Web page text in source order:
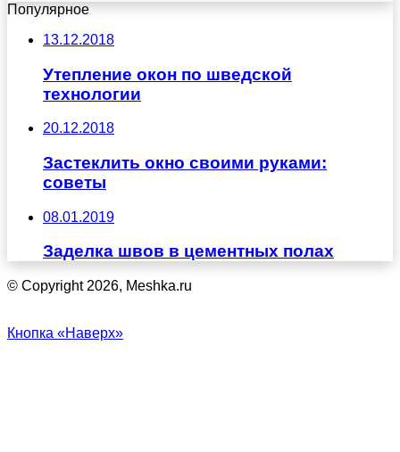
Популярное
13.12.2018
Утепление окон по шведской
технологии
20.12.2018
Застеклить окно своими руками:
советы
08.01.2019
Заделка швов в цементных полах
© Copyright 2026, Meshka.ru
Кнопка «Наверх»